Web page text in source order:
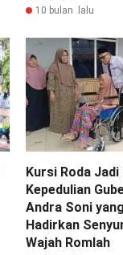
10 bulan lalu
Kursi Roda
Kepedulian
Andra Soni yang
Hadirkan
Wajah Romlah